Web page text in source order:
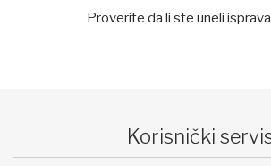
Proverite da li ste uneli
Korisnički